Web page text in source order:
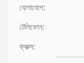
যোগাযোগ:
টেলিফোন:
ফ্যাক্স: